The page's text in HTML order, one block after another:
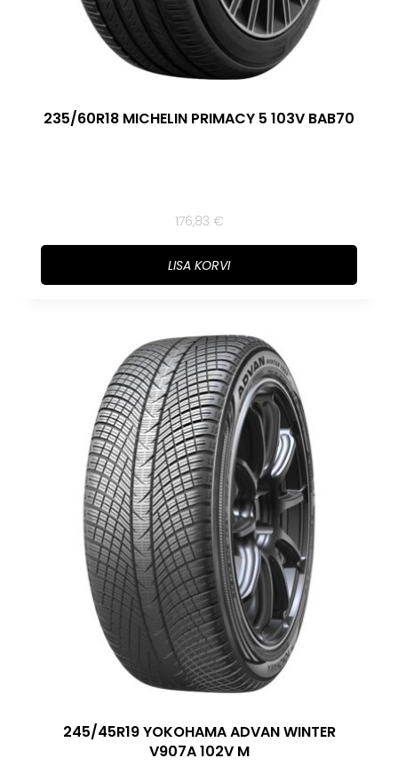
235/60R18 MICHELIN PRIMACY 5 103V BAB70
176,83 €
LISA KORVI
245/45R19 YOKOHAMA ADVAN WINTER
V907A 102V M